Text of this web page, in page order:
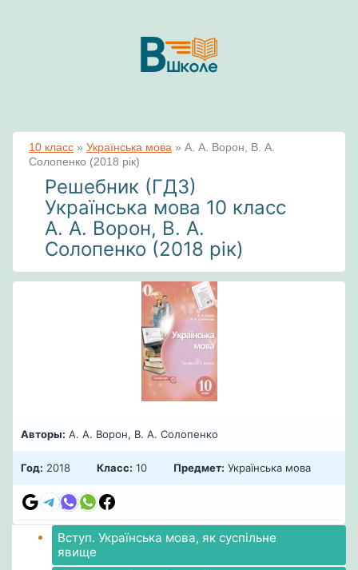
10 класс » Українська мова » А. А. Ворон, В. А.
Солопенко (2018 рік)
Решебник (ГДЗ)
Українська мова 10 класс
А. А. Ворон, В. А.
Солопенко (2018 рік)
Авторы: А. А. Ворон, В. А. Солопенко
Год: 2018 Класс: 10 Предмет: Українська мова
Вступ. Українська мова, як суспільне
явище